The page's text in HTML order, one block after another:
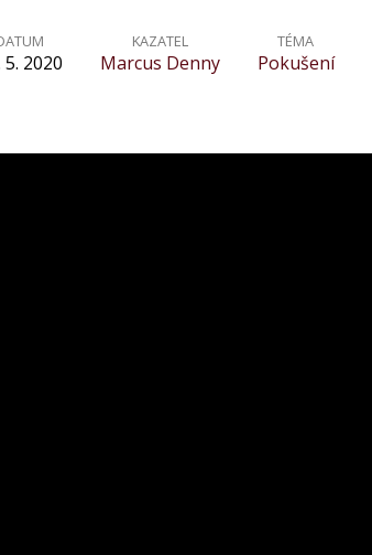
5. 2020
KAZATEL
Marcus Denny
TÉMA
Pokušení